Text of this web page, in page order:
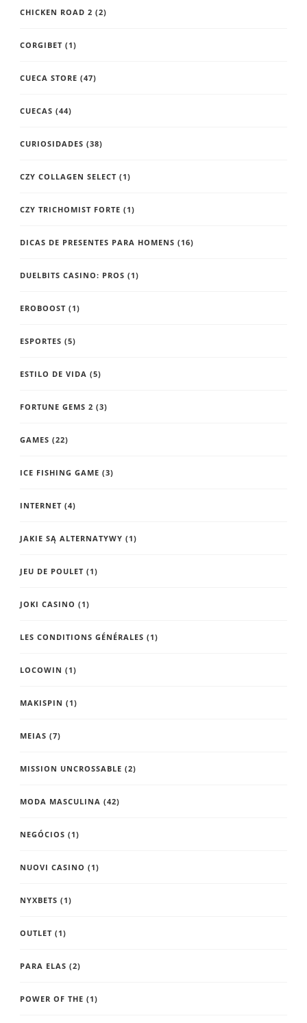
CHICKEN ROAD 2 (2)
CORGIBET (1)
CUECA STORE (47)
CUECAS (44)
CURIOSIDADES (38)
CZY COLLAGEN SELECT (1)
CZY TRICHOMIST FORTE (1)
DICAS DE PRESENTES PARA HOMENS (16)
DUELBITS CASINO: PROS (1)
EROBOOST (1)
ESPORTES (5)
ESTILO DE VIDA (5)
FORTUNE GEMS 2 (3)
GAMES (22)
ICE FISHING GAME (3)
INTERNET (4)
JAKIE SĄ ALTERNATYWY (1)
JEU DE POULET (1)
JOKI CASINO (1)
LES CONDITIONS GÉNÉRALES (1)
LOCOWIN (1)
MAKISPIN (1)
MEIAS (7)
MISSION UNCROSSABLE (2)
MODA MASCULINA (42)
NEGÓCIOS (1)
NUOVI CASINO (1)
NYXBETS (1)
OUTLET (1)
PARA ELAS (2)
POWER OF THE (1)